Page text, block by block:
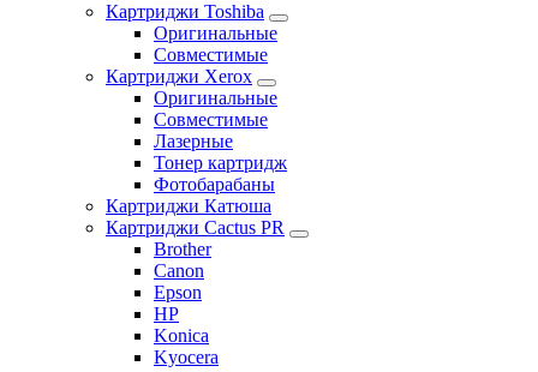
Картриджи Toshiba
Оригинальные
Совместимые
Картриджи Xerox
Оригинальные
Совместимые
Лазерные
Тонер картридж
Фотобарабаны
Картриджи Катюша
Картриджи Cactus PR
Brother
Canon
Epson
HP
Konica
Kyocera